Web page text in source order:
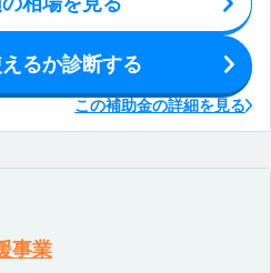
るか診断する
この補助金の詳細を見る
事業